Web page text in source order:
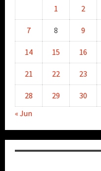
1 2
7 8 9
14 15 16
21 22 23
28 29 30
« Jun